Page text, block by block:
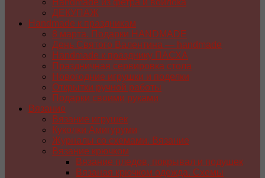
Handmade из фетра и войлока
ДЕКУПАЖ
Handmade к праздникам
8 марта. Подарки HANDMADE
День Святого Валентина — handmade
Handmade к празднику ПАСХA
Праздничная сервировка стола
Новогодние игрушки и поделки
Открытки ручной работы
Подарки своими руками
Вязание
Вязание игрушек
Куколки Амигуруми
Журналы со схемами. Вязание
Вязание крючком
Вязание пледов, покрывал и подушек
Вязаная крючком одежда. Схемы